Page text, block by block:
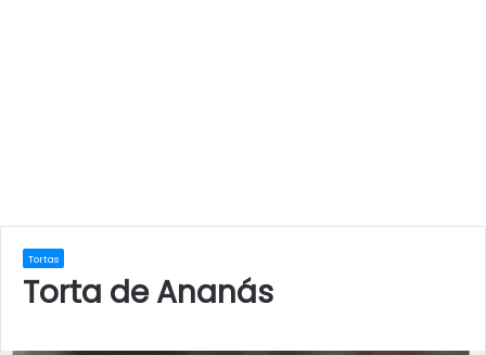
Tortas
Torta de Ananás